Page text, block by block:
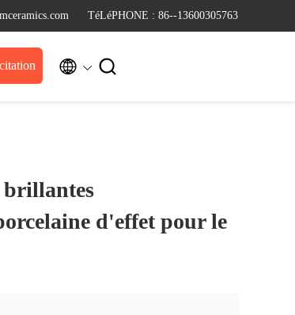
TéLéPHONE : 86--13600305763
 
brillantes
d'effet pour le